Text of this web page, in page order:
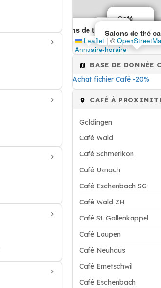
Café
Café
Café
Café
Salons de thé
Salons de thé
Salons de thé caféSalons de thé
Leaflet | ©
Annuaire-horaire
BASE DE DONNÉE
Achat fichier Café -20%
CAFÉ À
Goldingen
Café Wald
Café Schmerikon
Café Uznach
Café Eschenbach SG
Café Wald ZH
Café St. Gallenkappel
Café Laupen
Café Neuhaus
Café Ernetschwil
Café Eschenbach